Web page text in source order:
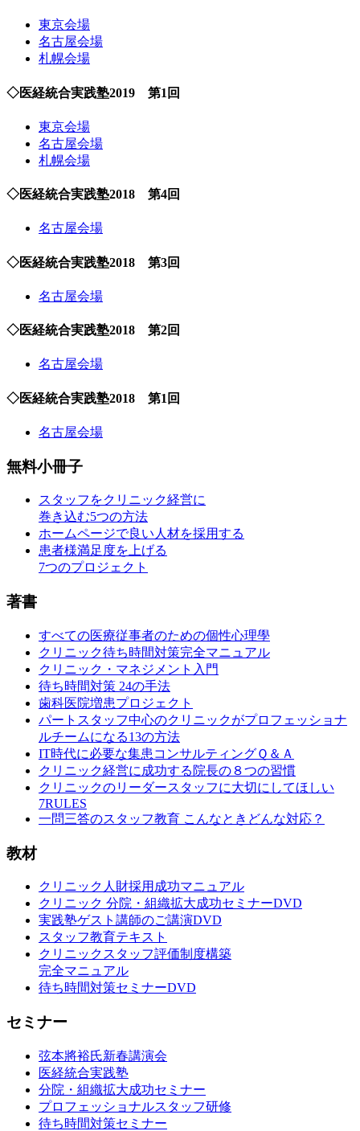
東京会場
名古屋会場
札幌会場
◇医経統合実践塾2019 第1回
東京会場
名古屋会場
札幌会場
◇医経統合実践塾2018 第4回
名古屋会場
◇医経統合実践塾2018 第3回
名古屋会場
◇医経統合実践塾2018 第2回
名古屋会場
◇医経統合実践塾2018 第1回
名古屋会場
無料小冊子
スタッフをクリニック経営に
巻き込む5つの方法
ホームページで良い人材を採用する
患者様満足度を上げる
7つのプロジェクト
著書
すべての医療従事者のための個性心理學
クリニック待ち時間対策完全マニュアル
クリニック・マネジメント入門
待ち時間対策 24の手法
歯科医院増患プロジェクト
パートスタッフ中心のクリニックがプロフェッショナ
ルチームになる13の方法
IT時代に必要な集患コンサルティングＱ＆Ａ
クリニック経営に成功する院長の８つの習慣
クリニックのリーダースタッフに大切にしてほしい
7RULES
一問三答のスタッフ教育 こんなときどんな対応？
教材
クリニック人財採用成功マニュアル
クリニック 分院・組織拡大成功セミナーDVD
実践塾ゲスト講師のご講演DVD
スタッフ教育テキスト
クリニックスタッフ評価制度構築
完全マニュアル
待ち時間対策セミナーDVD
セミナー
弦本將裕氏新春講演会
医経統合実践塾
分院・組織拡大成功セミナー
プロフェッショナルスタッフ研修
待ち時間対策セミナー